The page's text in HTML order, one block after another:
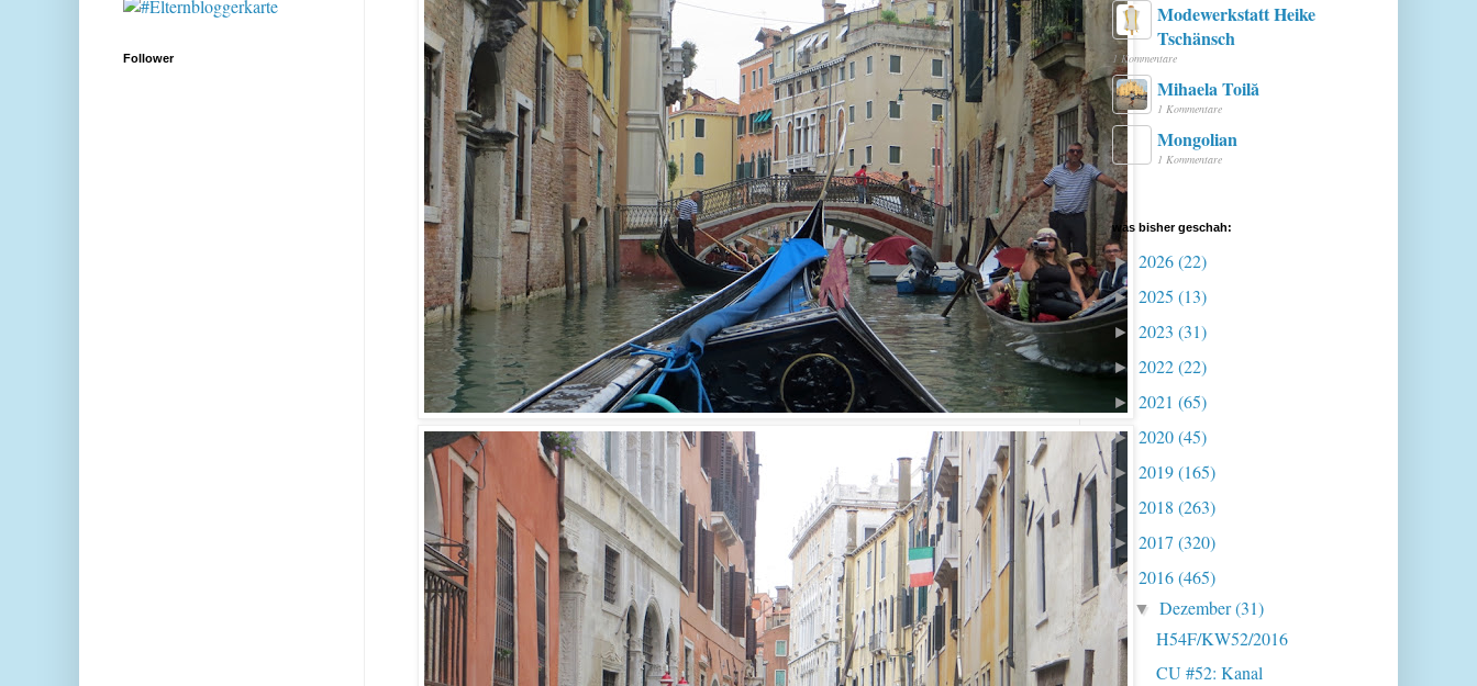
Follower
Modewerkstatt Heike
Tschänsch
1 Kommentare
Mihaela Toilă
1 Kommentare
Mongolian
1 Kommentare
was bisher geschah:
► 2026(22)
► 2025 (13)
► 2023 (31)
► 2022(22)
► 2021 (65)
► 2020(45)
► 2019(165)
► 2018 (263)
► 2017 (320)
▼ 2016(465)
▼Dezember(31)
H54F/KW52/2016
CU #52: Kanal